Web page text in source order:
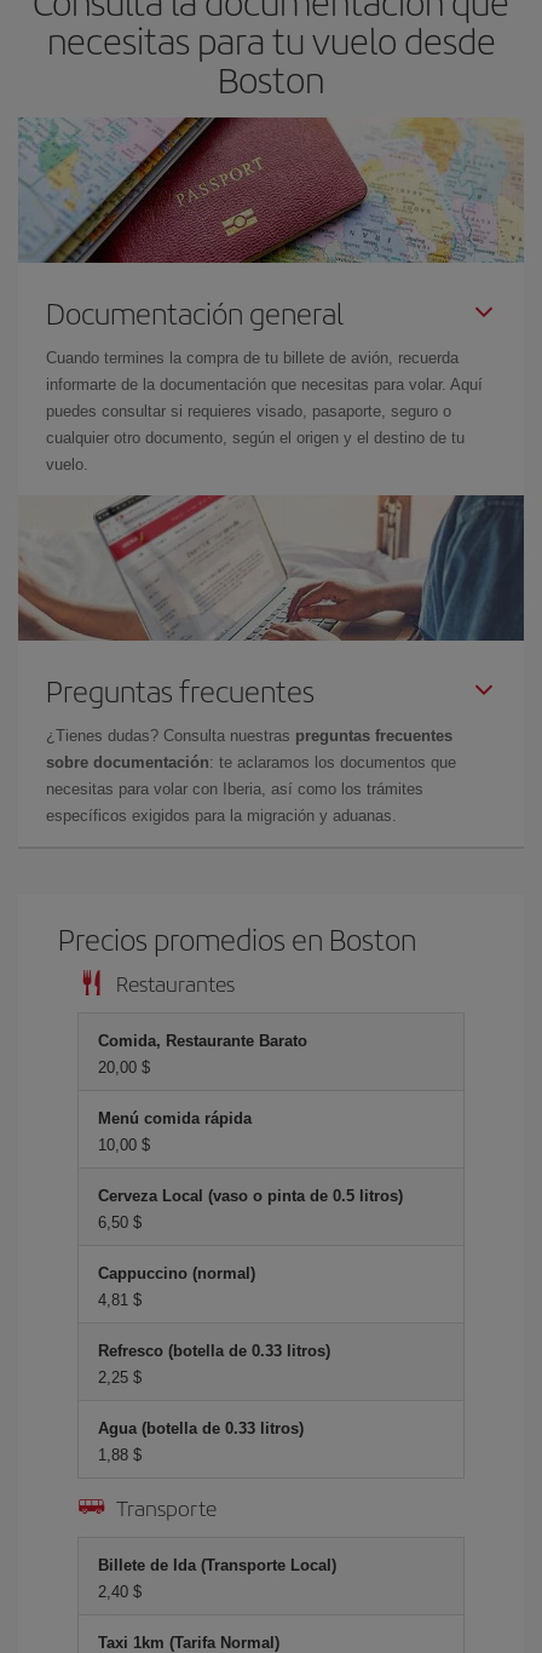
mira nuestras ofertas y déjate inspirar: seguro que encuentras el
vuelo más barato.
necesitas para tu vuelo desde
Boston
Documentación general
Cuando termines la compra de tu billete de avión, recuerda
informarte de la documentación que necesitas para volar. Aquí
puedes consultar si requieres visado, pasaporte, seguro o
cualquier otro documento, según el origen y el destino de tu
vuelo.
Preguntas frecuentes
¿Tienes dudas? Consulta nuestras preguntas frecuentes
sobre documentación: te aclaramos los documentos que
necesitas para volar con Iberia, así como los trámites
específicos exigidos para la migración y aduanas.
Precios promedios en Boston
Restaurantes
Comida, Restaurante Barato
20,00 $
Menú comida rápida
10,00 $
Cerveza Local (vaso o pinta de 0.5 litros)
6,50 $
Cappuccino (normal)
4,81 $
Refresco (botella de 0.33 litros)
2,25 $
Agua (botella de 0.33 litros)
1,88 $
Transporte
Billete de Ida (Transporte Local)
2,40 $
Taxi 1km (Tarifa Normal)